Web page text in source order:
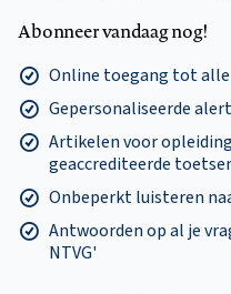
Abonneer vandaag nog!
Online toegang tot
Gepersonaliseerde
Artikelen voor
geaccrediteerde
Onbeperkt luisteren
Antwoorden op al je
NTVG'